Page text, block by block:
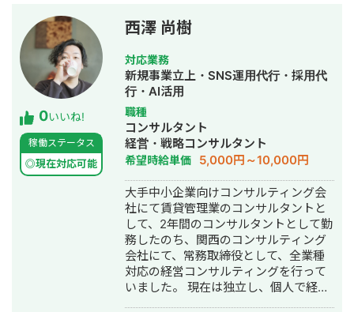
0いいね!
稼働ステータス
◎現在対応可能
西澤 尚樹
対応業務
新規事業立上・SNS運用代行・採用代
行・AI活用
職種
コンサルタント
経営・戦略コンサルタント
希望時給単価 5,000円～10,000円
大手中小企業向けコンサルティング会
社にて賃貸管理業のコンサルタントと
して、2年間のコンサルタントとして勤
務したのち、関西のコンサルティング
会社にて、常務取締役として、全業種
対応の経営コンサルティングを行って
いました。 現在は独立し、個人で経営